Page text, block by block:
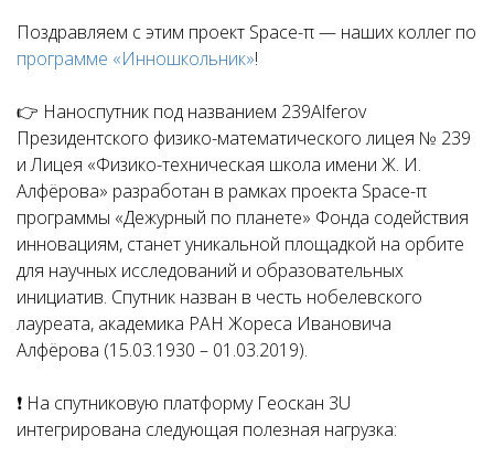
Поздравляем с этим проект Space-π — наших коллег по
программе «Инношкольник»!
👉 Наноспутник под названием 239Alferov
Президентского физико-математического лицея № 239
и Лицея «Физико-техническая школа имени Ж. И.
Алфёрова» разработан в рамках проекта Space-π
программы «Дежурный по планете» Фонда содействия
инновациям, станет уникальной площадкой на орбите
для научных исследований и образовательных
инициатив. Cпутник назван в честь нобелевского
лауреата, академика РАН Жореса Ивановича
Алфёрова (15.03.1930 – 01.03.2019).
❗ На спутниковую платформу Геоскан 3U
интегрирована следующая полезная нагрузка: